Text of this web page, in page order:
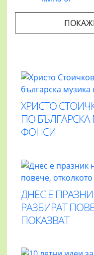
ХРИСТО
ПО
ФОНСИ
ДНЕС Е
РАЗБИРАТ
ПОКАЗВАТ